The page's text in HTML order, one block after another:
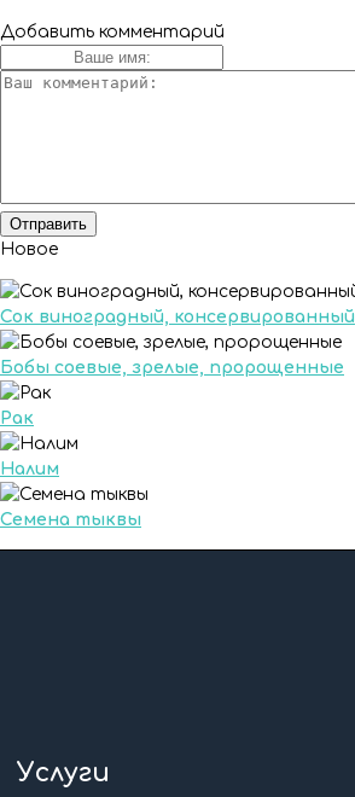
Добавить комментарий
Новое
Сок виноградный, консервированный
Бобы соевые, зрелые, пророщенные
Рак
Налим
Семена тыквы
Услуги